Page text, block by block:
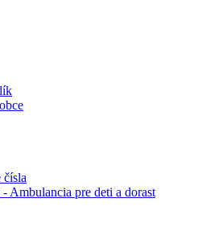
čísla
Ambulancia pre deti a dorast